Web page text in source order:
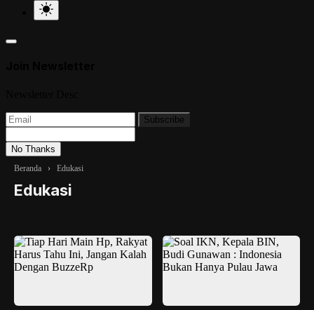
Subscribe
No Thanks
Beranda › Edukasi
Edukasi